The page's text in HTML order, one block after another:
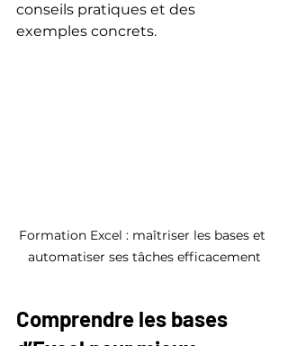
conseils pratiques et des
exemples concrets.
Formation Excel : maîtriser les bases et
automatiser ses tâches efficacement
Comprendre les bases